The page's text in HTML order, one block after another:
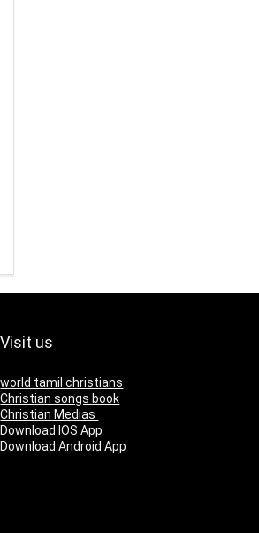
Visit us
world tamil christians
Christian songs book
Christian Medias
Download IOS App
Download Android App